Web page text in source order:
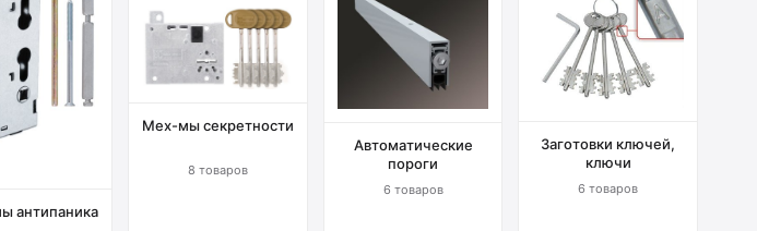
антипаника
Мех-мы секретности
8 товаров
Автоматические
пороги
6 товаров
Заготовки ключей,
ключи
6 товаров